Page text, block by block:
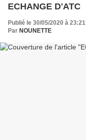
ECHANGE D'ATC
Publié le 30/05/2020 à 23:21
Par NOUNETTE